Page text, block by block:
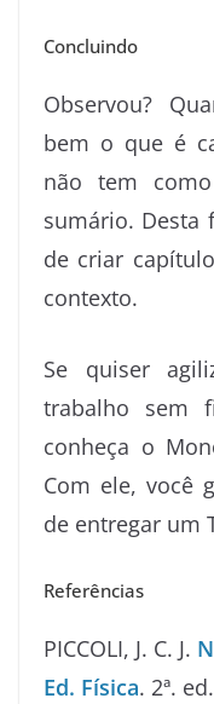
Concluindo
Observou?
bem o que é
não tem
sumário. Desta
de criar
contexto.
Se quiser
trabalho sem
conheça o
Com ele, você
de entregar um
Referências
PICCOLI, J. C. J.
Ed. Física. 2ª.